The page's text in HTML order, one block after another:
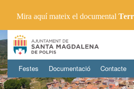
Festes Documentació Contacte
Mira aquí mateix el documental